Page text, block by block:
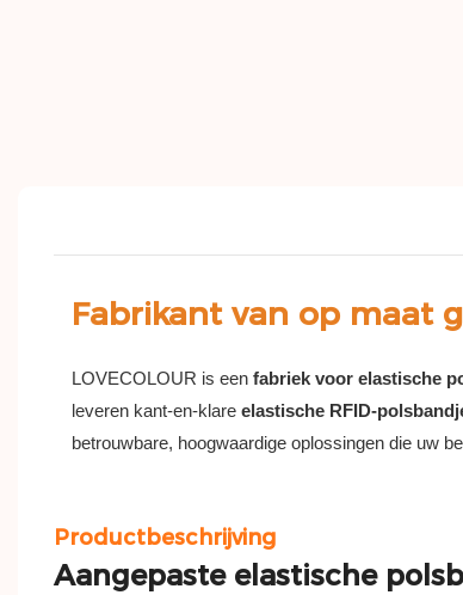
Fabrikant van op maat
LOVECOLOUR is een fabriek voor elastische
leveren kant-en-klare elastische RFID-
betrouwbare, hoogwaardige oplossingen die uw
Productbeschrijving
Aangepaste elastische